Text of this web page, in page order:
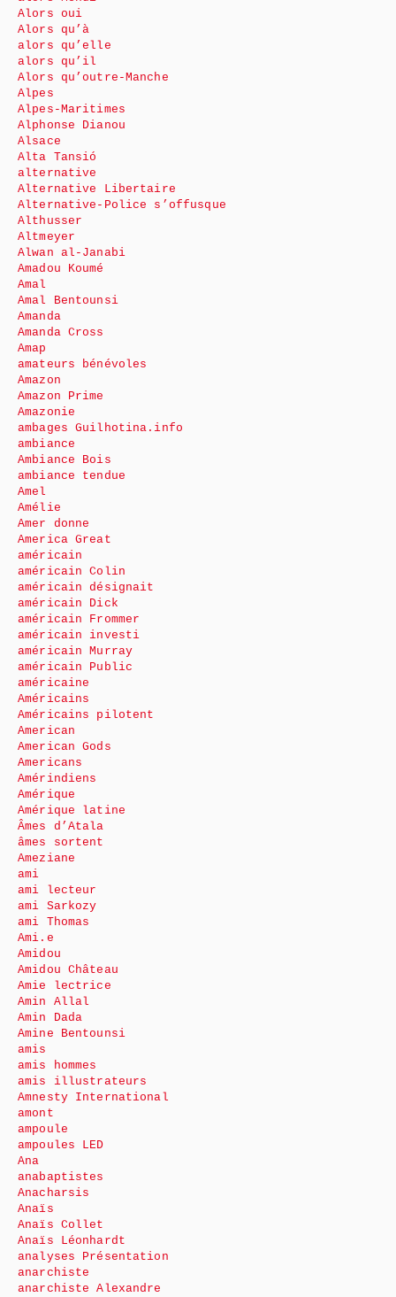
Alors oui
Alors qu’à
alors qu’elle
alors qu’il
Alors qu’outre-Manche
Alpes
Alpes-Maritimes
Alphonse Dianou
Alsace
Alta Tansió
alternative
Alternative Libertaire
Alternative-Police s’offusque
Althusser
Altmeyer
Alwan al-Janabi
Amadou Koumé
Amal
Amal Bentounsi
Amanda
Amanda Cross
Amap
amateurs bénévoles
Amazon
Amazon Prime
Amazonie
ambages Guilhotina.info
ambiance
Ambiance Bois
ambiance tendue
Amel
Amélie
Amer donne
America Great
américain
américain Colin
américain désignait
américain Dick
américain Frommer
américain investi
américain Murray
américain Public
américaine
Américains
Américains pilotent
American
American Gods
Americans
Amérindiens
Amérique
Amérique latine
Âmes d’Atala
âmes sortent
Ameziane
ami
ami lecteur
ami Sarkozy
ami Thomas
Ami.e
Amidou
Amidou Château
Amie lectrice
Amin Allal
Amin Dada
Amine Bentounsi
amis
amis hommes
amis illustrateurs
Amnesty International
amont
ampoule
ampoules LED
Ana
anabaptistes
Anacharsis
Anaïs
Anaïs Collet
Anaïs Léonhardt
analyses Présentation
anarchiste
anarchiste Alexandre